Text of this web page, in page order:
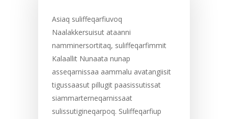
Asiaq suliffeqarfiuvoq
Naalakkersuisut ataanni
namminersortitaq, suliffeqarfimmit
Kalaallit Nunaata nunap
asseqarnissaa aammalu avatangiisit
tigussaasut pillugit paasissutissat
siammarterneqarnissaat
sulissutigineqarpoq. Suliffeqarfiup